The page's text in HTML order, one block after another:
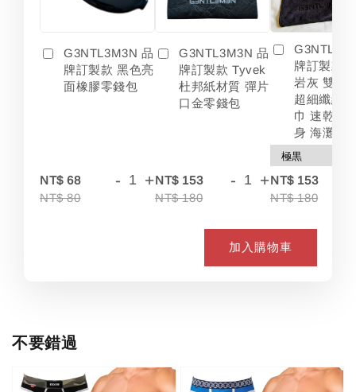
G3NTL3M3N 品
牌訂製款 黑色亮
面橡膠零錢包
NT$ 68
NT$ 80
- +
G3NTL3M3N 品
牌訂製款 Tyvek
杜邦紙材質 彈片
口金零錢包
NT$ 153
NT$ 180
- +
牌訂製款
岩灰 雙色
超細纖維
巾 速乾 吸
身 海灘
NT$ 153
NT$ 180
加入購物車
不要錯過